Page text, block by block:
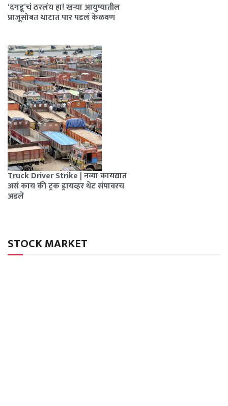
‘दगडू’चं ठरलंय हा! खऱ्या आयुष्यातील
प्राजूसोबत थाटात पार पडलं केळवण
Truck Driver Strike | नव्या कायद्यात
असं काय की ट्रक ड्रायव्हर थेट संपावरच
अडले
STOCK MARKET